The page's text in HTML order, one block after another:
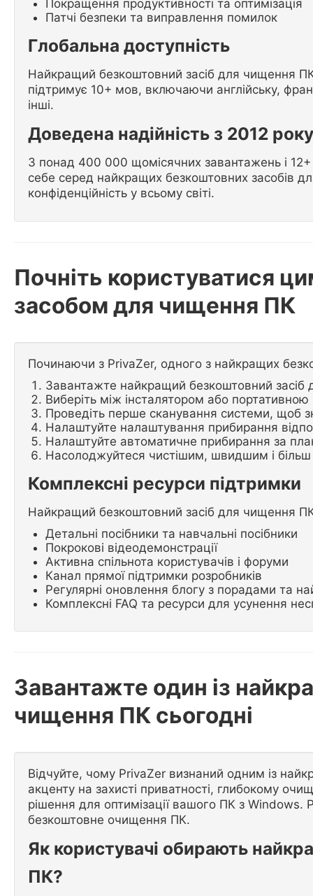
Покращення продуктивності та оптимізація
Патчі безпеки та виправлення помилок
Глобальна доступність
Найкращий безкоштовний засіб для чищення ПК
підтримує 10+ мов, включаючи англійську,
інші.
Доведена надійність з 2012 року
З понад 400 000 щомісячних завантажень і
себе серед найкращих безкоштовних засобів
конфіденційність у всьому світі.
Почніть користуватися
засобом для чищення ПК
Починаючи з PrivaZer, одного з найкращих
Завантажте найкращий безкоштовний
Виберіть між інсталятором або портативною
Проведіть перше сканування системи, щоб
Налаштуйте налаштування прибирання
Налаштуйте автоматичне прибирання за
Насолоджуйтеся чистішим, швидшим і
Комплексні ресурси підтримки
Найкращий безкоштовний засіб для чищення
Детальні посібники та навчальні посібники
Покрокові відеодемонстрації
Активна спільнота користувачів і форуми
Канал прямої підтримки розробників
Регулярні оновлення блогу з порадами та
Комплексні FAQ та ресурси для усунення
Завантажте один із
чищення ПК сьогодні
Відчуйте, чому PrivaZer визнаний одним із
акценту на захисті приватності, глибокому
рішення для оптимізації вашого ПК з
безкоштовне очищення ПК.
Як користувачі обирають
ПК?